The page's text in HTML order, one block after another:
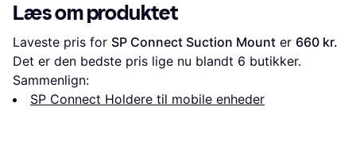
Læs om produktet
Laveste pris for SP Connect Suction Mount er 660 kr.
Det er den bedste pris lige nu blandt 6 butikker.
Sammenlign:
SP Connect Holdere til mobile enheder